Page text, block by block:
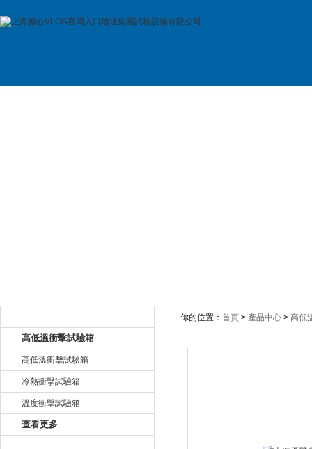
高低溫衝擊試驗箱
高低溫衝擊試驗箱
冷熱衝擊試驗箱
溫度衝擊試驗箱
查看更多
你的位置： 首頁 > 產品中心 > 高低